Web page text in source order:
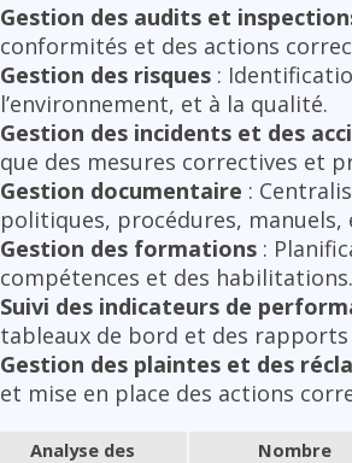
Gestion des audits et
conformités et des actions
Gestion des risques :
l’environnement, et à la qualité.
Gestion des incidents et des
que des mesures correctives et
Gestion documentaire :
politiques, procédures,
Gestion des formations :
compétences et des habilitations.
Suivi des indicateurs de
tableaux de bord et des rapports
Gestion des plaintes et des
et mise en place des actions
Analyse des
Nombre